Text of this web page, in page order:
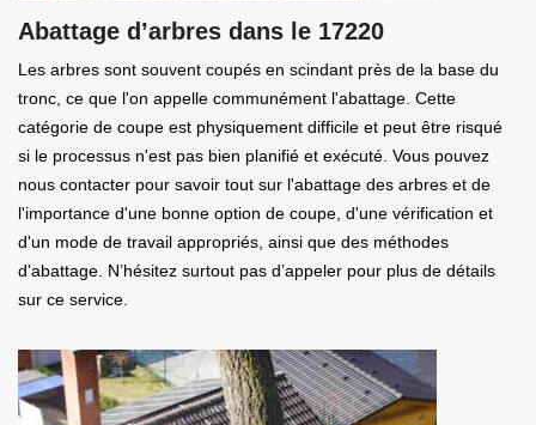
Abattage d’arbres dans le 17220
Les arbres sont souvent coupés en scindant près de la base du
tronc, ce que l'on appelle communément l'abattage. Cette
catégorie de coupe est physiquement difficile et peut être risqué
si le processus n'est pas bien planifié et exécuté. Vous pouvez
nous contacter pour savoir tout sur l'abattage des arbres et de
l'importance d'une bonne option de coupe, d'une vérification et
d'un mode de travail appropriés, ainsi que des méthodes
d'abattage. N’hésitez surtout pas d’appeler pour plus de détails
sur ce service.